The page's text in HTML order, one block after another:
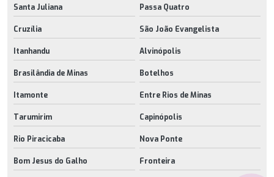
Santa Juliana Passa Quatro
Cruzília São João Evangelista
Itanhandu Alvinópolis
Brasilândia de Minas Botelhos
Itamonte Entre Rios de Minas
Tarumirim Capinópolis
Rio Piracicaba Nova Ponte
Bom Jesus do Galho Fronteira